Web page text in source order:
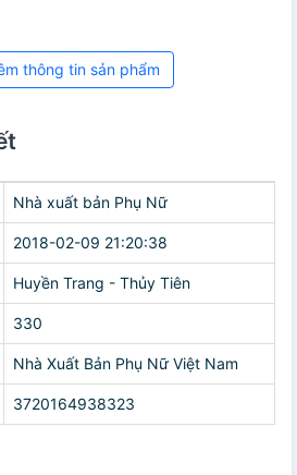
thông tin sản phẩm
Nhà xuất bản Phụ Nữ
2018-02-09 21:20:38
Huyền Trang - Thủy Tiên
330
Nhà Xuất Bản Phụ Nữ Việt Nam
3720164938323